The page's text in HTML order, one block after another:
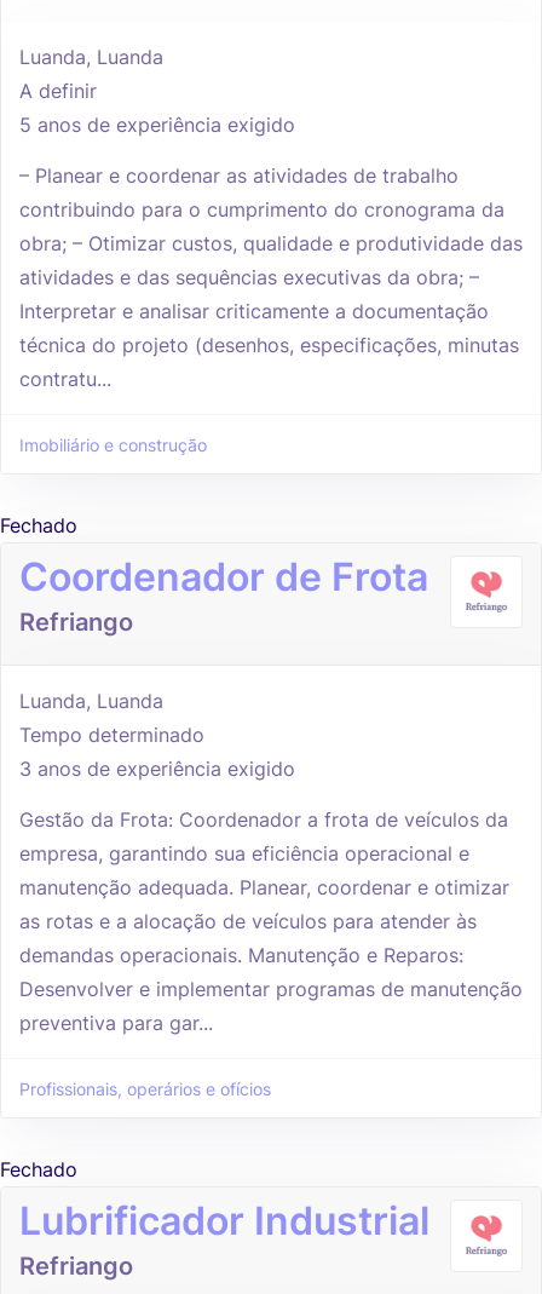
Luanda, Luanda
A definir
5 anos de experiência exigido
– Planear e coordenar as atividades de trabalho
contribuindo para o cumprimento do cronograma da
obra; – Otimizar custos, qualidade e produtividade das
atividades e das sequências executivas da obra; –
Interpretar e analisar criticamente a documentação
técnica do projeto (desenhos, especificações, minutas
contratu...
Imobiliário e construção
Fechado
Coordenador de Frota
Refriango
Luanda, Luanda
Tempo determinado
3 anos de experiência exigido
Gestão da Frota: Coordenador a frota de veículos da
empresa, garantindo sua eficiência operacional e
manutenção adequada. Planear, coordenar e otimizar
as rotas e a alocação de veículos para atender às
demandas operacionais. Manutenção e Reparos:
Desenvolver e implementar programas de manutenção
preventiva para gar...
Profissionais, operários e ofícios
Fechado
Lubrificador Industrial
Refriango